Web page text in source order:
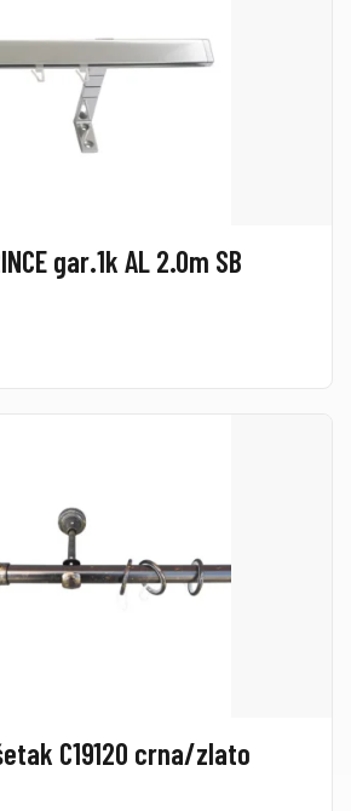
gar.1k AL 2.0m SB
C19120 crna/zlato